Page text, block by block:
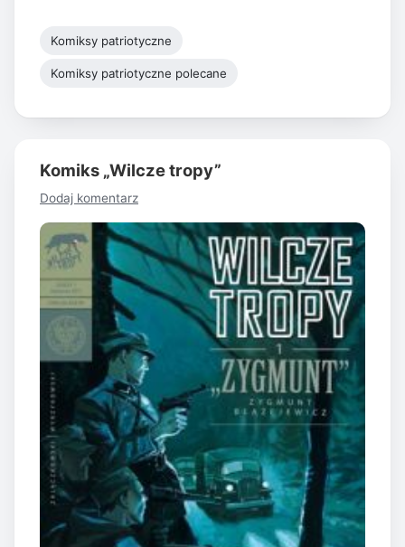
Komiksy patriotyczne
Komiksy patriotyczne polecane
Komiks „Wilcze tropy”
Dodaj komentarz